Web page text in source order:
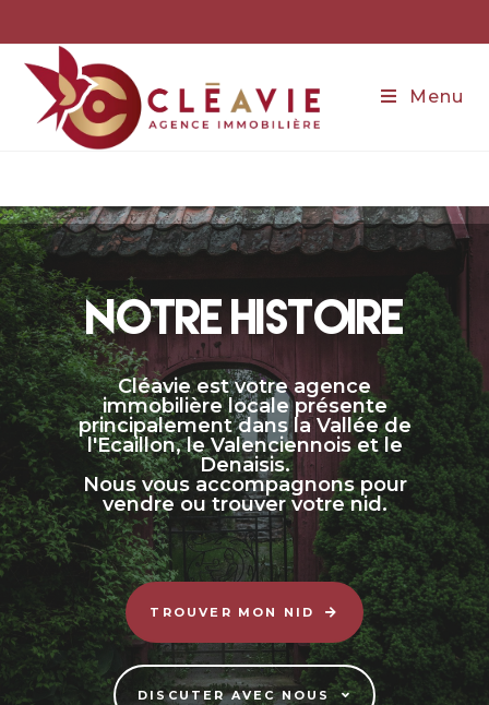
Menu
NOTRE HISTOIRE
Cléavie est votre agence
immobilière locale présente
principalement dans la Vallée de
l'Ecaillon, le Valenciennois et le
Denaisis.
Nous vous accompagnons pour
vendre ou trouver votre nid.
TROUVER MON NID
DISCUTER AVEC NOUS